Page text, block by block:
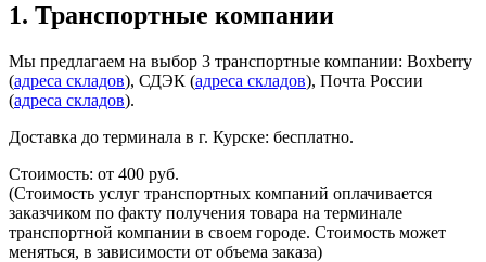
1. Транспортные компании
Мы предлагаем на выбор 3 транспортные компании: Boxberry
(адреса складов), СДЭК (адреса складов), Почта России
(адреса складов).
Доставка до терминала в г. Курске: бесплатно.​
Стоимость: от 400 руб.
(Стоимость услуг транспортных компаний оплачивается
заказчиком по факту получения товара на терминале
транспортной компании в своем городе. Стоимость может
меняться, в зависимости от объема заказа)